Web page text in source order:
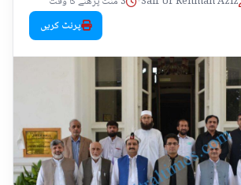
پرنٹ کریں